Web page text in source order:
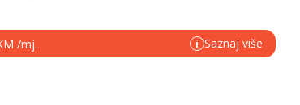
/mj. i Saznaj više